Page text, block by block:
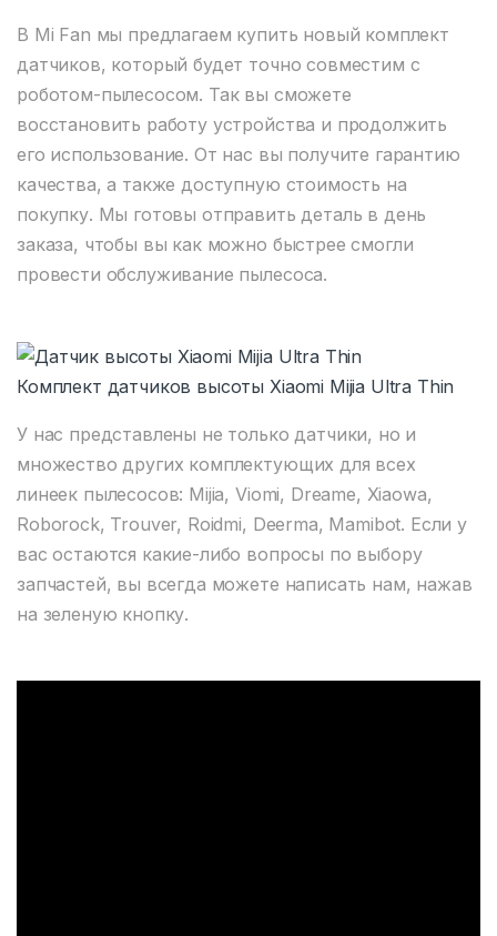
В Mi Fan мы предлагаем купить новый комплект
датчиков, который будет точно совместим с
роботом-пылесосом. Так вы сможете
восстановить работу устройства и продолжить
его использование. От нас вы получите гарантию
качества, а также доступную стоимость на
покупку. Мы готовы отправить деталь в день
заказа, чтобы вы как можно быстрее смогли
провести обслуживание пылесоса.
Комплект датчиков высоты Xiaomi Mijia Ultra Thin
У нас представлены не только датчики, но и
множество других комплектующих для всех
линеек пылесосов: Mijia, Viomi, Dreame, Xiaowa,
Roborock, Trouver, Roidmi, Deerma, Mamibot. Если у
вас остаются какие-либо вопросы по выбору
запчастей, вы всегда можете написать нам, нажав
на зеленую кнопку.